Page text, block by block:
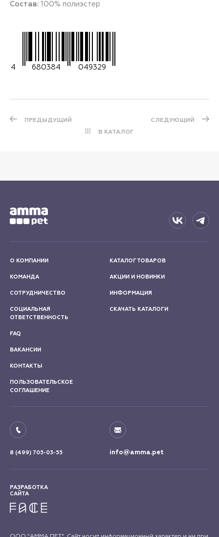
Состав: 100% полиэстер
4 680384 049329
ПРЕДЫДУЩИЙ
В КАТАЛОГ
СЛЕДУЮЩИЙ
О КОМПАНИИ
КОМАНДА
СОТРУДНИЧЕСТВО
СОЦИАЛЬНАЯ
ОТВЕТСТВЕННОСТЬ
КАТАЛОГ ТОВАРОВ
АКЦИИ И НОВИНКИ
ИНФОРМАЦИЯ
СКАЧАТЬ КАТАЛОГИ
FAQ
ВАКАНСИИ
КОНТАКТЫ
ПОЛЬЗОВАТЕЛЬСКОЕ
СОГЛАШЕНИЕ
8 (499) 705-03-55 info@amma.pet
РАЗРАБОТКА
САЙТА